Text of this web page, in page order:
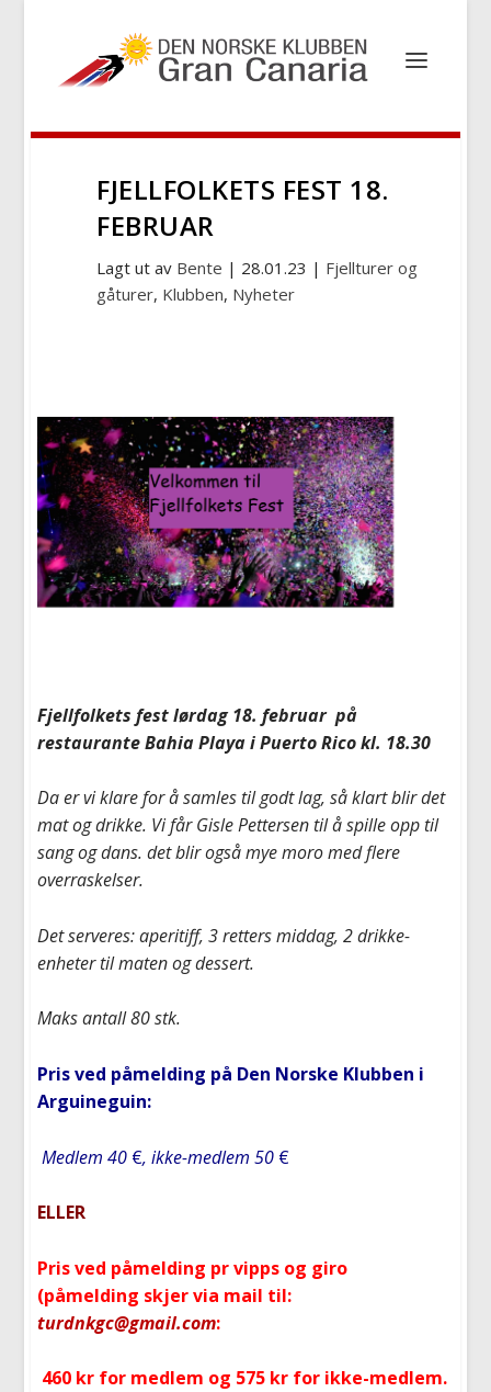
FJELLFOLKETS FEST 18.
FEBRUAR
Lagt ut av Bente | 28.01.23 | Fjellturer og
gåturer, Klubben, Nyheter
Fjellfolkets fest lørdag 18. februar på
restaurante Bahia Playa i Puerto Rico kl. 18.30
Da er vi klare for å samles til godt lag, så klart blir det
mat og drikke. Vi får Gisle Pettersen til å spille opp til
sang og dans. det blir også mye moro med flere
overraskelser.
Det serveres: aperitiff, 3 retters middag, 2 drikke-
enheter til maten og dessert.
Maks antall 80 stk.
Pris ved påmelding på Den Norske Klubben i
Arguineguin:
Medlem 40 €, ikke-medlem 50 €
ELLER
Pris ved påmelding pr vipps og giro
(påmelding skjer via mail til:
turdnkgc@gmail.com:
460 kr for medlem og 575 kr for ikke-medlem.